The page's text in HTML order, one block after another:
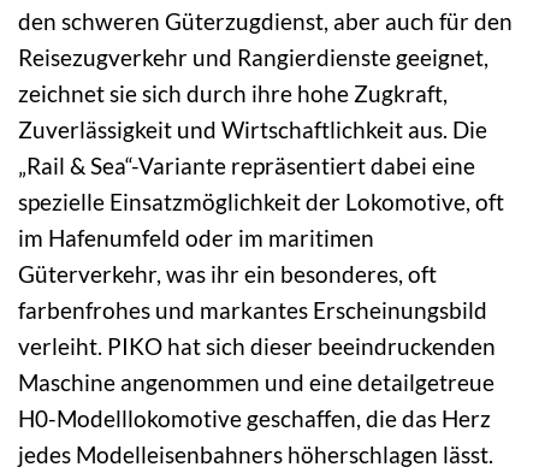
den schweren Güterzugdienst, aber auch für den
Reisezugverkehr und Rangierdienste geeignet,
zeichnet sie sich durch ihre hohe Zugkraft,
Zuverlässigkeit und Wirtschaftlichkeit aus. Die
„Rail & Sea“-Variante repräsentiert dabei eine
spezielle Einsatzmöglichkeit der Lokomotive, oft
im Hafenumfeld oder im maritimen
Güterverkehr, was ihr ein besonderes, oft
farbenfrohes und markantes Erscheinungsbild
verleiht. PIKO hat sich dieser beeindruckenden
Maschine angenommen und eine detailgetreue
H0-Modelllokomotive geschaffen, die das Herz
jedes Modelleisenbahners höherschlagen lässt.